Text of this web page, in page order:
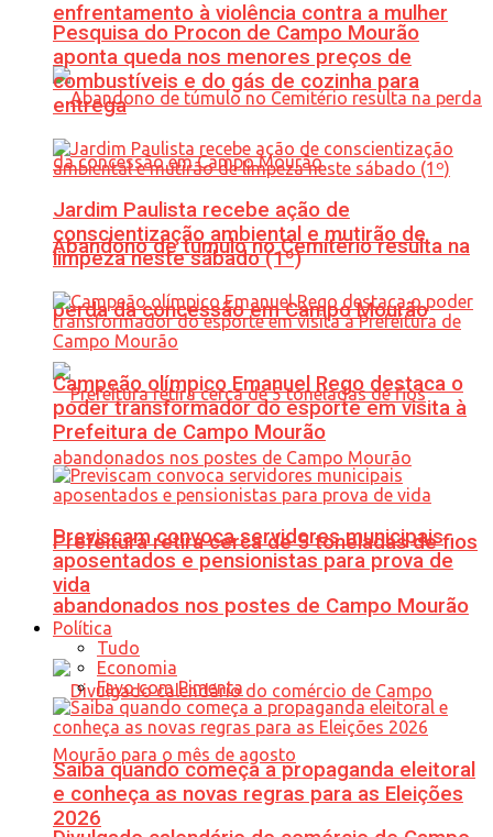
enfrentamento à violência contra a mulher
Abandono de túmulo no Cemitério resulta na
perda da concessão em Campo Mourão
Prefeitura retira cerca de 5 toneladas de fios
abandonados nos postes de Campo Mourão
Pesquisa do Procon de Campo Mourão
aponta queda nos menores preços de
combustíveis e do gás de cozinha para
entrega
Jardim Paulista recebe ação de
conscientização ambiental e mutirão de
limpeza neste sábado (1º)
Campeão olímpico Emanuel Rego destaca o
poder transformador do esporte em visita à
Prefeitura de Campo Mourão
Previscam convoca servidores municipais
aposentados e pensionistas para prova de
vida
Política
Tudo
Economia
Favo com Pimenta
Saiba quando começa a propaganda eleitoral
e conheça as novas regras para as Eleições
2026